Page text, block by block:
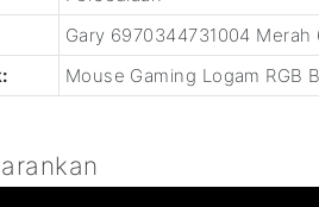
Gary 6970344731004 Merah
Mouse Gaming Logam RGB